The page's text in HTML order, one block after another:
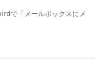
で「メールボックスにメ